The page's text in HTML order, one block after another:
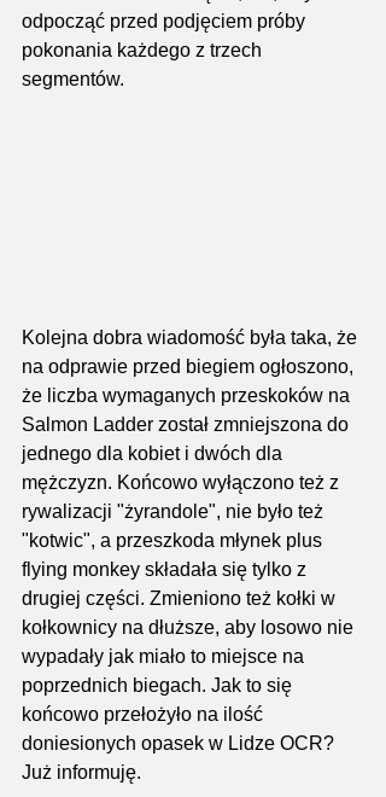
odpocząć przed podjęciem próby
pokonania każdego z trzech
segmentów.
Kolejna dobra wiadomość była taka, że
na odprawie przed biegiem ogłoszono,
że liczba wymaganych przeskoków na
Salmon Ladder został zmniejszona do
jednego dla kobiet i dwóch dla
mężczyzn. Końcowo wyłączono też z
rywalizacji "żyrandole", nie było też
"kotwic", a przeszkoda młynek plus
flying monkey składała się tylko z
drugiej części. Zmieniono też kołki w
kołkownicy na dłuższe, aby losowo nie
wypadały jak miało to miejsce na
poprzednich biegach. Jak to się
końcowo przełożyło na ilość
doniesionych opasek w Lidze OCR?
Już informuję.